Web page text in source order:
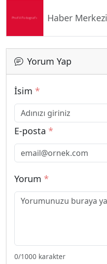
Haber Merkezi
Yorum Yap
İsim *
E-posta *
Yorum *
0/1000 karakter